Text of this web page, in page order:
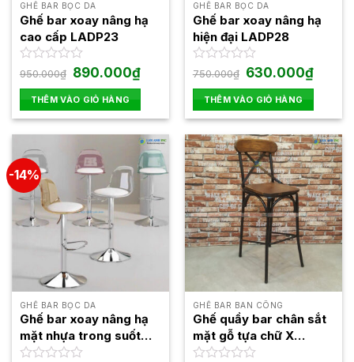
GHẾ BAR BỌC DA
Ghế bar xoay nâng hạ
cao cấp LADP23
Được
hạng
0
5
sao
950.000₫ Giá
gốc
là:
950.000₫.
890.000₫Giá
hiện
tại
là:
890.000₫.
THÊM VÀO GIỎ HÀNG
GHẾ BAR BỌC DA
Ghế bar xoay nâng hạ
hiện đại LADP28
Được
hạng
0
5
sao
750.000₫ Giá
gốc
là:
750.000₫.
630.000₫Giá
hiện
tại
là:
THÊM VÀO GIỎ HÀNG
-14%
GHẾ BAR BỌC DA
Ghế bar xoay nâng hạ
mặt nhựa trong suốt
LADP22
GHẾ BAR BAN CÔNG
Ghế quầy bar chân sắt
mặt gỗ tựa chữ X
LAB4001